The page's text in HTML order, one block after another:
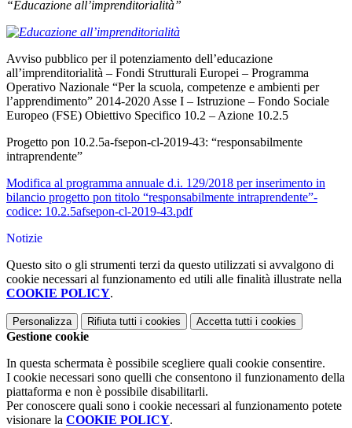
“Educazione all’imprenditorialità”
Avviso pubblico per il potenziamento dell’educazione
all’imprenditorialità – Fondi Strutturali Europei – Programma
Operativo Nazionale “Per la scuola, competenze e ambienti per
l’apprendimento” 2014-2020 Asse I – Istruzione – Fondo Sociale
Europeo (FSE) Obiettivo Specifico 10.2 – Azione 10.2.5
Progetto pon 10.2.5a-fsepon-cl-2019-43: “responsabilmente
intraprendente”
Modifica al programma annuale d.i. 129/2018 per inserimento in
bilancio progetto pon titolo “responsabilmente intraprendente”-
codice: 10.2.5afsepon-cl-2019-43.pdf
Notizie
Questo sito o gli strumenti terzi da questo utilizzati si avvalgono di
cookie necessari al funzionamento ed utili alle finalità illustrate nella
COOKIE POLICY.
Personalizza Rifiuta tutti i cookies Accetta tutti i cookies
Gestione cookie
In questa schermata è possibile scegliere quali cookie consentire.
I cookie necessari sono quelli che consentono il funzionamento della
piattaforma e non è possibile disabilitarli.
Per conoscere quali sono i cookie necessari al funzionamento potete
visionare la COOKIE POLICY.